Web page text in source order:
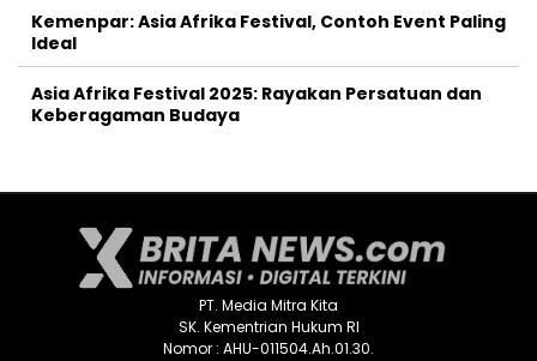
Kemenpar: Asia Afrika Festival, Contoh Event Paling
Ideal
Asia Afrika Festival 2025: Rayakan Persatuan dan
Keberagaman Budaya
PT. Media Mitra Kita
SK. Kementrian Hukum RI
Nomor : AHU-011504.Ah.01.30.